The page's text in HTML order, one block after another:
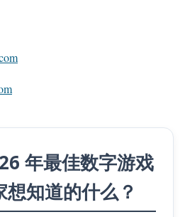
年最佳数字游戏
知道的什么？